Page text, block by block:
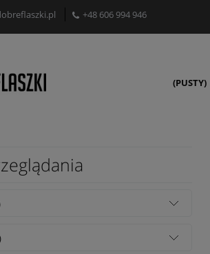
+48 606 994 946
(PUSTY)